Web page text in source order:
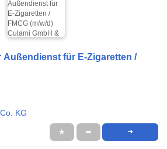
Außendienst für E-Zigaretten /
KG
★ ➦ ➜